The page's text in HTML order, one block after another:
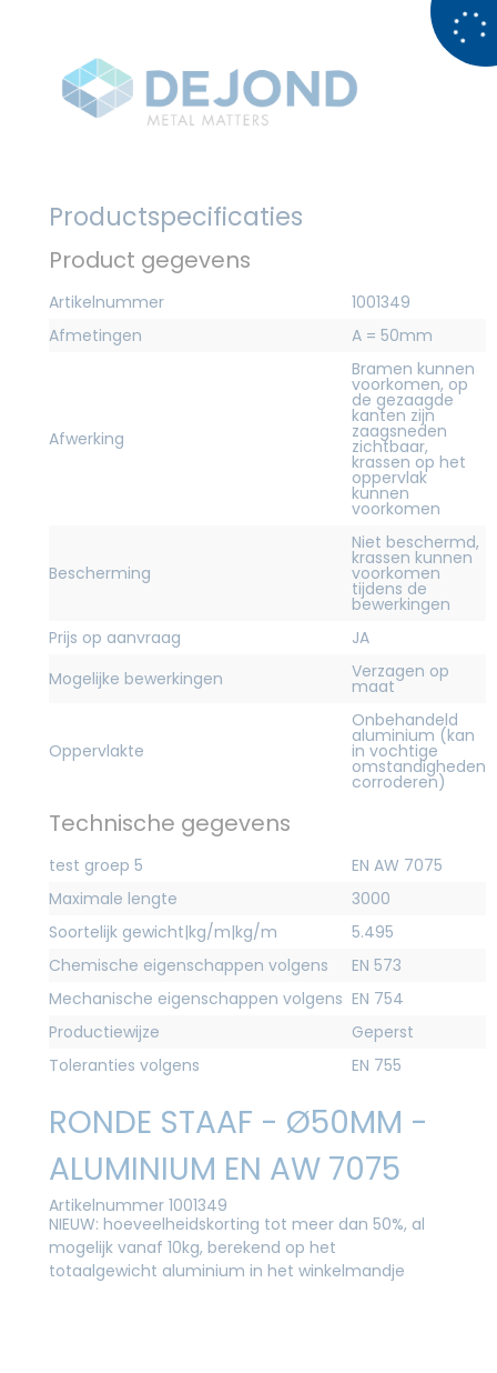
Productspecificaties
Product gegevens
Artikelnummer
1001349
Afmetingen
A = 50mm
Afwerking
Bramen kunnen
voorkomen, op
de gezaagde
kanten zijn
zaagsneden
zichtbaar,
krassen op het
oppervlak
kunnen
voorkomen
Bescherming
Niet beschermd,
krassen kunnen
voorkomen
tijdens de
bewerkingen
Prijs op aanvraag
JA
Mogelijke bewerkingen
Verzagen op
maat
Oppervlakte
Onbehandeld
aluminium (kan
in vochtige
omstandigheden
corroderen)
Technische gegevens
test groep 5
EN AW 7075
Maximale lengte
3000
Soortelijk gewicht|kg/m|kg/m
5.495
Chemische eigenschappen volgens
EN 573
Mechanische eigenschappen volgens EN 754
Productiewijze
Geperst
Toleranties volgens
EN 755
RONDE STAAF - Ø50MM -
ALUMINIUM EN AW 7075
Artikelnummer 1001349
NIEUW: hoeveelheidskorting tot meer dan 50%, al
mogelijk vanaf 10kg, berekend op het
totaalgewicht aluminium in het winkelmandje